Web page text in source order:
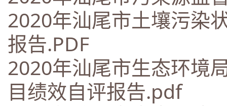
2020年汕尾市土壤污染
报告.PDF
2020年汕尾市生态环境
目绩效自评报告.pdf